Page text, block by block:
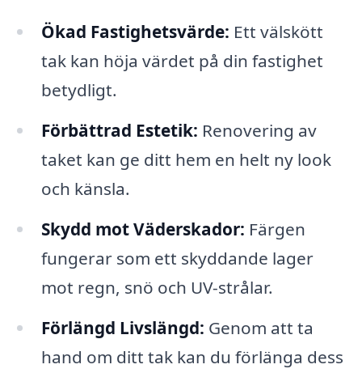
Ökad Fastighetsvärde: Ett välskött
tak kan höja värdet på din fastighet
betydligt.
Förbättrad Estetik: Renovering av
taket kan ge ditt hem en helt ny look
och känsla.
Skydd mot Väderskador: Färgen
fungerar som ett skyddande lager
mot regn, snö och UV-strålar.
Förlängd Livslängd: Genom att ta
hand om ditt tak kan du förlänga dess